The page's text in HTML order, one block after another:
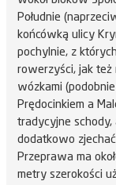
Południe
końcówką ulicy
pochylnie, z
rowerzyści, jak też
wózkami
Prędocinkiem a
tradycyjne schody,
dodatkowo
Przeprawa ma
metry szerokości